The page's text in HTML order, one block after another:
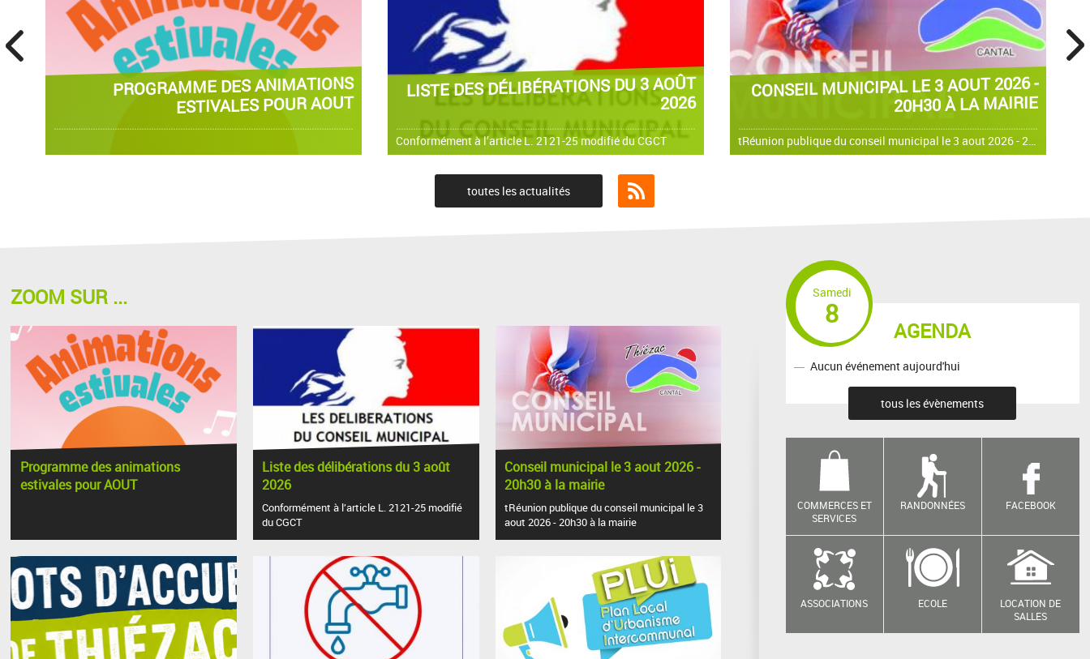
PROGRAMME DES ANIMATIONS
ESTIVALES POUR AOUT
LISTE DES DÉLIBÉRATIONS DU 3 AOÛT
2026
Conformément à l’article L. 2121-25 modifié du CGCT
CONSEIL MUNICIPAL LE 3 AOUT 2026 -
20H30 À LA MAIRIE
next
toutes les actualités
ZOOM SUR ...
Programme des animations
estivales pour AOUT
Liste des délibérations du 3 août
2026
Conformément à l’article L. 2121-25 modifié
du CGCT
Conseil municipal le 3 aout 2026 -
20h30 à la mairie
tRéunion publique du conseil municipal le 3
aout 2026 - 20h30 à la mairie
AGENDA
Samedi
8
Aucun événement aujourd'hui
tous les évènements
COMMERCES ET
SERVICES
RANDONNÉES FACEBOOK
ASSOCIATIONS ECOLE
LOCATION DE
SALLES